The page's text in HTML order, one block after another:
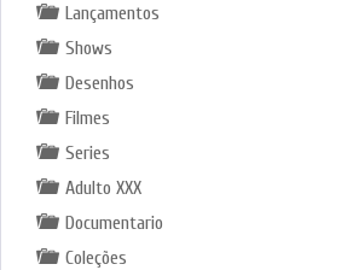
Lançamentos
Shows
Desenhos
Filmes
Series
Adulto XXX
Documentario
Coleções